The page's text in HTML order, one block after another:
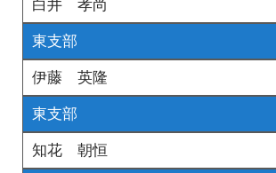
白井 孝尚
東支部
伊藤 英隆
東支部
知花 朝恒